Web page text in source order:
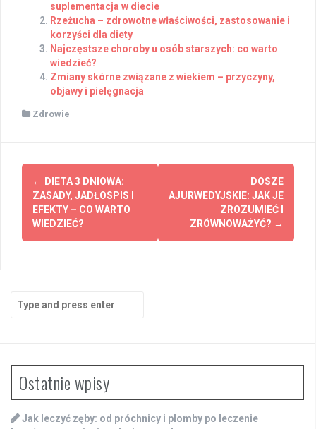
suplementacja w diecie
Rzeżucha – zdrowotne właściwości, zastosowanie i
korzyści dla diety
Najczęstsze choroby u osób starszych: co warto
wiedzieć?
Zmiany skórne związane z wiekiem – przyczyny,
objawy i pielęgnacja
Zdrowie
Post
navigation
← DIETA 3 DNIOWA:
ZASADY, JADŁOSPIS I
EFEKTY – CO WARTO
WIEDZIEĆ?
DOSZE
AJURWEDYJSKIE: JAK JE
ZROZUMIEĆ I
ZRÓWNOWAŻYĆ? →
Search
for:
Ostatnie wpisy
Jak leczyć zęby: od próchnicy i plomby po leczenie